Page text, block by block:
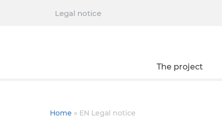
Legal notice
The project
Home » EN Legal notice